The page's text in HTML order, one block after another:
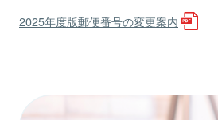
2025年度版郵便番号の変更案内